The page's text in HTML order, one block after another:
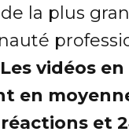
de la plus
Les vidéos
en
et